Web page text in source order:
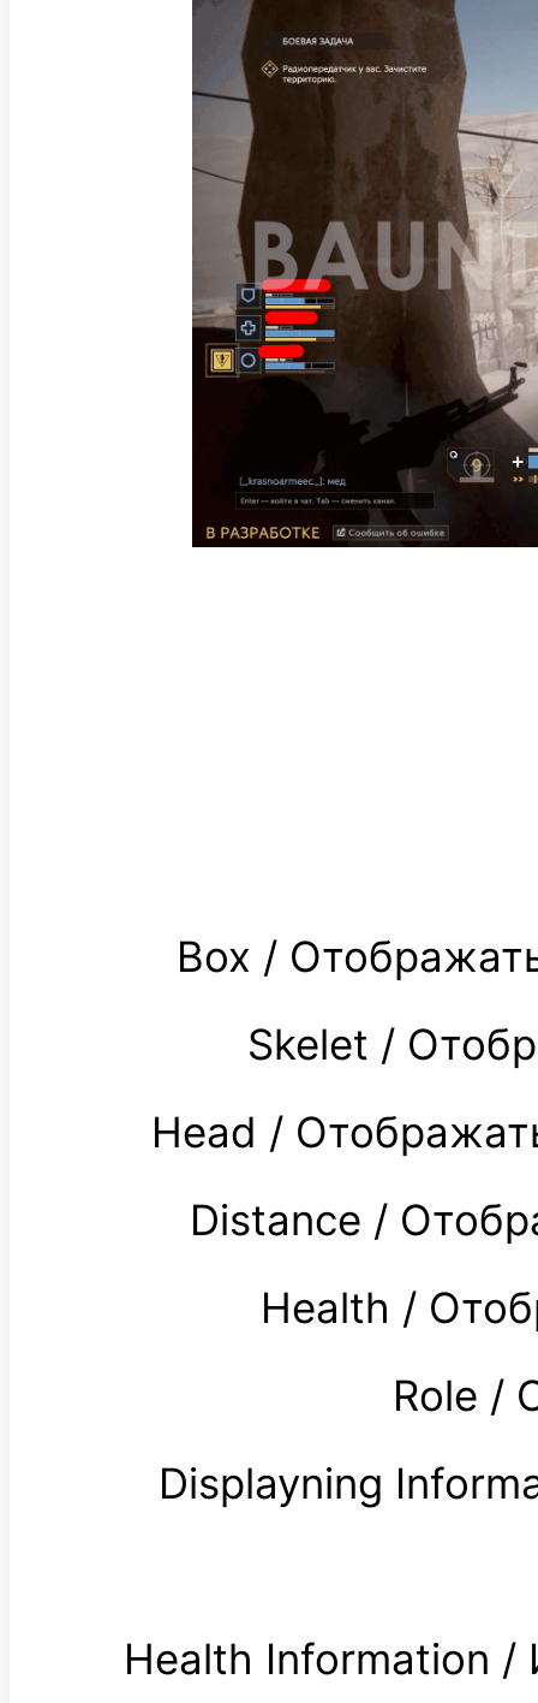
Box /
Skelet /
Head /
Distance /
Health /
Role /
Displayning
Health Information /